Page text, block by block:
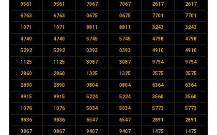
9561 9561 7067 7067 2617 2617
6763 6763 0675 0675 7701 7701
1071 1071 8811 8811 3243 3243
4740 4740 5745 5745 4798 4798
5292 5292 0393 0393 4910 4910
1125 1125 3087 3087 9794 9794
2860 2860 1325 1325 2575 2575
2890 2890 0804 0804 6364 6364
9915 9915 5224 5224 3560 3560
1076 1076 5034 5034 5773 5773
9836 9836 6547 6547 2891 2891
0867 0867 9407 9407 1475 1475